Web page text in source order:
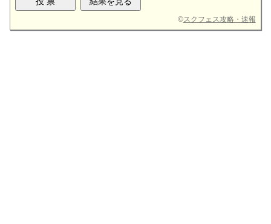
©スクフェス攻略・速報